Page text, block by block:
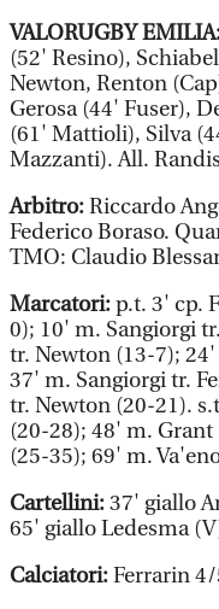
VALORUGBY
(52' Resino),
Newton, Renton
Gerosa (44' Fuser),
(61' Mattioli), Silva
Mazzanti). All.
Arbitro:Riccardo
Federico Boraso.
TMO: Claudio
Marcatori:p.t. 3' cp.
0); 10' m. Sangiorgi
tr. Newton (13-7);
37' m. Sangiorgi tr.
tr. Newton (20-21).
(20-28); 48' m.
(25-35); 69' m.
Cartellini:37' giallo
65' giallo Ledesma
Calciatori:Ferrarin